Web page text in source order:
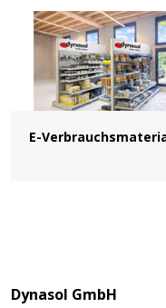
E-
Dynasol GmbH